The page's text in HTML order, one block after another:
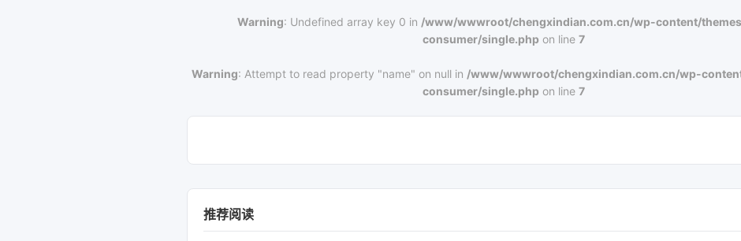
Warning: Undefined array key 0 in /www/wwwroot/chengxindian.com.cn/wp-content/
consumer/single.php on line7
Warning: Attempt to read property "name" on null in /www/wwwroot/chengxindian.com.cn/wp-
consumer/single.php on line7
推荐阅读